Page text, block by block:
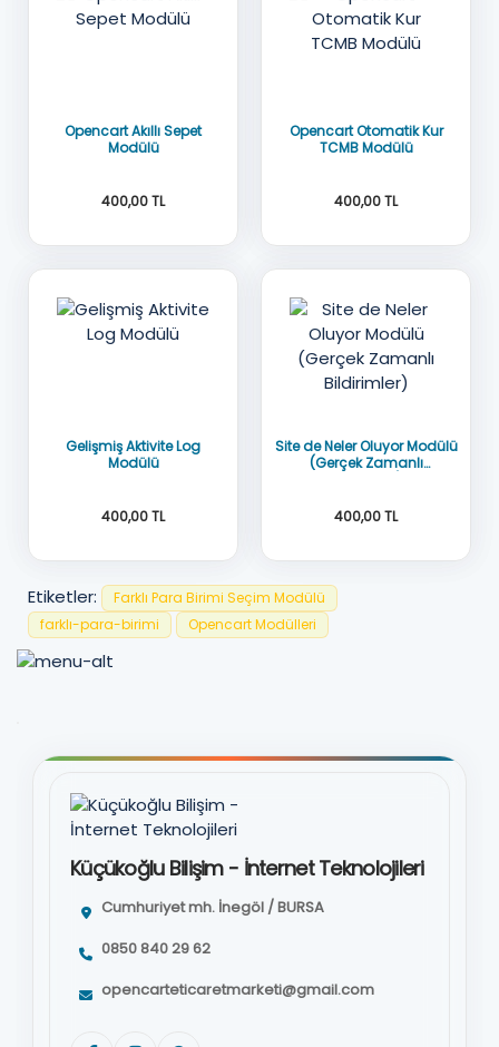
AÇIK KAYNAK KOD
AÇIK KAYNAK KOD
Opencart Akıllı Sepet
Modülü
400,00 TL
Oc3x-2x-2.3x-2.1x
AÇIK KAYNAK KOD
Opencart Otomatik Kur
TCMB Modülü
400,00 TL
OC 3x
AÇIK KAYNAK KOD
Gelişmiş Aktivite Log
Modülü
400,00 TL
OC 3x
Site de Neler Oluyor Modülü
(Gerçek Zamanlı
400,00 TL
Oc3x-2.2x-2.3x
Etiketler:
Farklı Para Birimi Seçim Modülü
farklı-para-birimi
Opencart Modülleri
Küçükoğlu Bilişim - İnternet Teknolojileri
Cumhuriyet mh. İnegöl / BURSA
0850 840 29 62
opencarteticaretmarketi@gmail.com